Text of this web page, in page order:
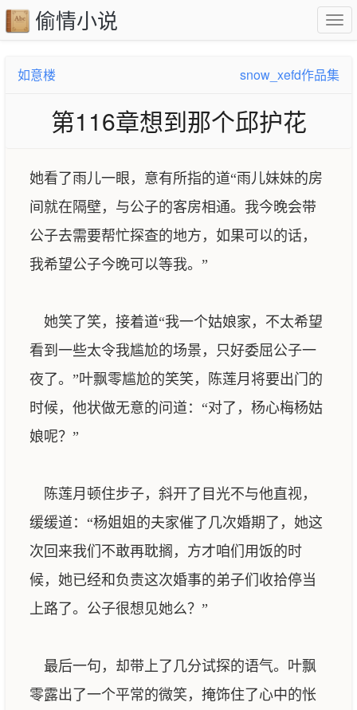
偷情小说
如意楼 snow_xefd作品集
第116章想到那个邱护花
她看了雨儿一眼，意有所指的道“雨儿妹妹的房
间就在隔壁，与公子的客房相通。我今晚会带
公子去需要帮忙探查的地方，如果可以的话，
我希望公子今晚可以等我。”
她笑了笑，接着道“我一个姑娘家，不太希望
看到一些太令我尴尬的场景，只好委屈公子一
夜了。”叶飘零尴尬的笑笑，陈莲月将要出门的
时候，他状做无意的问道：“对了，杨心梅杨姑
娘呢？”
陈莲月顿住步子，斜开了目光不与他直视，
缓缓道：“杨姐姐的夫家催了几次婚期了，她这
次回来我们不敢再耽搁，方才咱们用饭的时
候，她已经和负责这次婚事的弟子们收拾停当
上路了。公子很想见她么？”
最后一句，却带上了几分试探的语气。叶飘
零露出了一个平常的微笑，掩饰住了心中的怅